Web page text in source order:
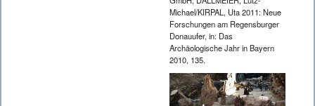
Michael/KIRPAL, Uta 2011: Neue
Forschungen am Regensburger
Donauufer, in: Das
Archäologische Jahr in Bayern
2010, 135.